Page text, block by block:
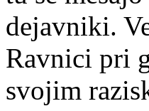
dejavniki.
Ravnici pri
svojim